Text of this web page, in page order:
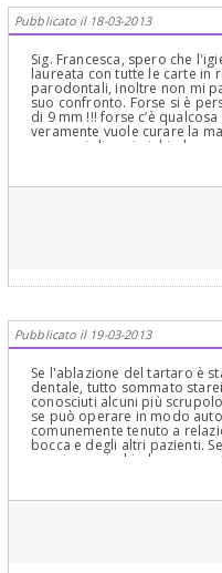
su questo. Perchè non ne
sinceramente non mi
tasche non sono gravi ed
primo Curettage e Scaling
differire la decisione sul da
meno ansiosa! Lui non ha
tranquilla ed abbia più
i dubbi presentandoli a lui!
serena!Non c'è nessun
parere di un secondo
testa degli "schemi" che se
solo "sfiduciosa" nel suo
Lui? Sia più corretta verso di
DI TUTTO
Implantologia, Gnatologia e
Clinici Complessi ed
Pubblicato il 18-03-2013
Sig. Francesca, spero che
laureata con tutte le carte in
parodontali, inoltre non mi
suo confronto. Forse si è
di 9 mm !!! forse c’è
veramente vuole curare la
approcci diversi, richieda
della documentazione e
Pubblicato il 19-03-2013
Se l'ablazione del tartaro è
dentale, tutto sommato
conosciuti alcuni più
se può operare in modo
comunemente tenuto a
bocca e degli altri pazienti.
sonni sereni, chieda un
insieme. Invece se
garanzie che ho riportato